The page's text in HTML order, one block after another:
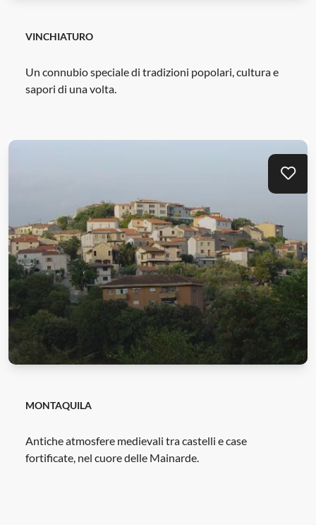
VINCHIATURO
Un connubio speciale di tradizioni popolari, cultura e
sapori di una volta.
MONTAQUILA
Antiche atmosfere medievali tra castelli e case
fortificate, nel cuore delle Mainarde.